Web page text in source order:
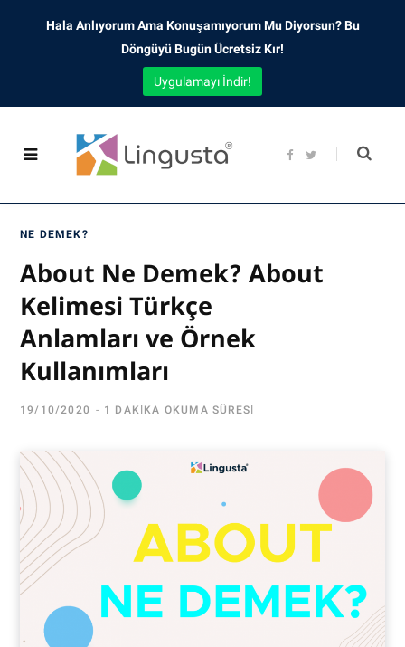
F
b
t
NE DEMEK?
About Ne Demek? About
Kelimesi Türkçe
Anlamları ve Örnek
Kullanımları
19/10/2020 1 DAKIKA OKUMA SÜRESI
Hala Anlıyorum Ama Konuşamıyorum Mu Diyorsun? Bu
Döngüyü Bugün Ücretsiz Kır!
Uygulamayı İndir!